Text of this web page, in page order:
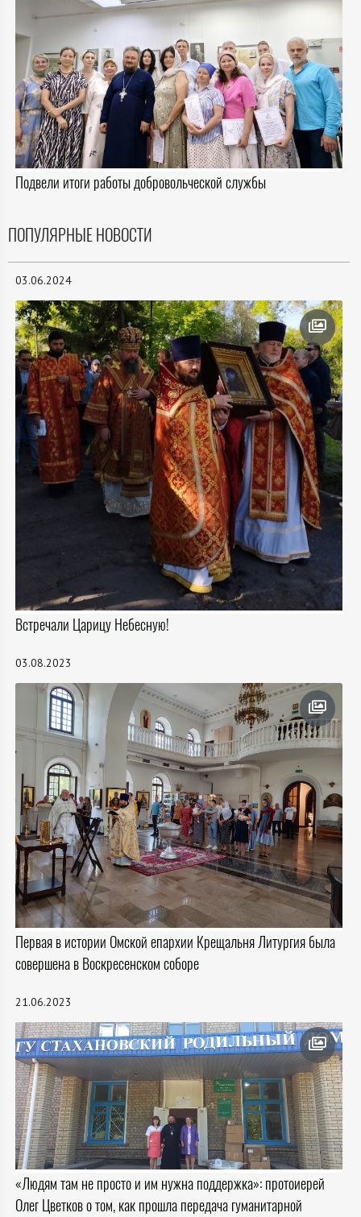
Подвели итоги работы добровольческой службы
ПОПУЛЯРНЫЕ НОВОСТИ
03.06.2024
Встречали Царицу Небесную!
03.08.2023
Первая в истории Омской епархии Крещальня Литургия была
совершена в Воскресенском соборе
21.06.2023
«Людям там не просто и им нужна поддержка»: протоиерей
Олег Цветков о том, как прошла передача гуманитарной